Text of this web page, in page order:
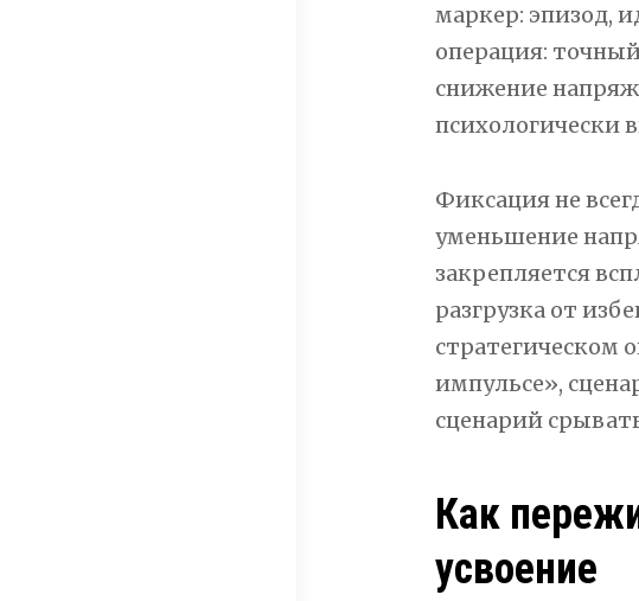
маркер: эпизод,
операция:
снижение
психологически
Фиксация не
уменьшение
закрепляется
разгрузка от
стратегическом
импульсе»,
сценарий
Как
усвоение